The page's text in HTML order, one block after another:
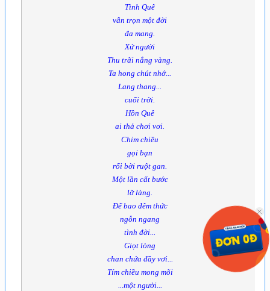
Tình Quê
vẫn trọn một đời
đa mang.
Xứ người
Thu trãi nắng vàng.
Ta hong chút nhớ...
Lang thang...
cuối trời.
Hồn Quê
ai thả chơi vơi.
Chim chiều
gọi bạn
rối bời ruột gan.
Một lần cất bước
lỡ làng.
Để bao đêm thức
ngỗn ngang
tình đời...
Giọt lòng
chan chứa đầy vơi...
Tím chiều mong mõi
...một người...